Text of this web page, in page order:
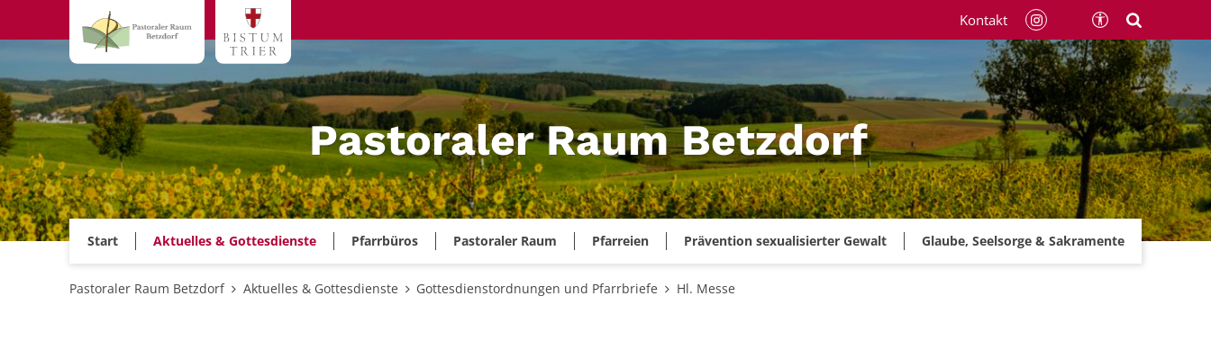
Zum Inhalt springen
Pastoraler Raum Betzdorf
Start Aktuelles & Gottesdienste Pfarrbüros Pastoraler Raum Pfarreien Prävention sexualisierter Gewalt Glaube, Seelsorge & Sakramente
Kontakt
Pastoraler Raum Betzdorf Aktuelles & Gottesdienste Gottesdienstordnungen und Pfarrbriefe Hl. Messe